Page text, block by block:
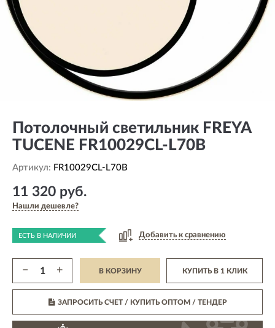
Потолочный светильник FREYA
TUCENE FR10029CL-L70B
Артикул: FR10029CL-L70B
11 320 руб.
Нашли дешевле?
ЕСТЬ В НАЛИЧИИ Добавить к сравнению
− + В КОРЗИНУ КУПИТЬ В 1 КЛИК
ЗАПРОСИТЬ СЧЕТ / КУПИТЬ ОПТОМ/ ТЕНДЕР